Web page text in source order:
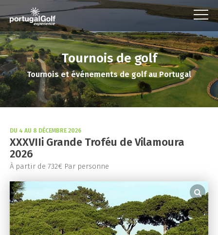
Tournois de golf
Tournois et événements de golf au Portugal
DU 4 AU 8 DÉCEMBRE 2026
XXXVIIi Grande Troféu de Vilamoura
2026
À partir de 732€ Par personne